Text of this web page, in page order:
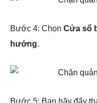
Bước 4: Chọn Cửa sổ
hướng.
Bước 5: Bạn hãy đẩy